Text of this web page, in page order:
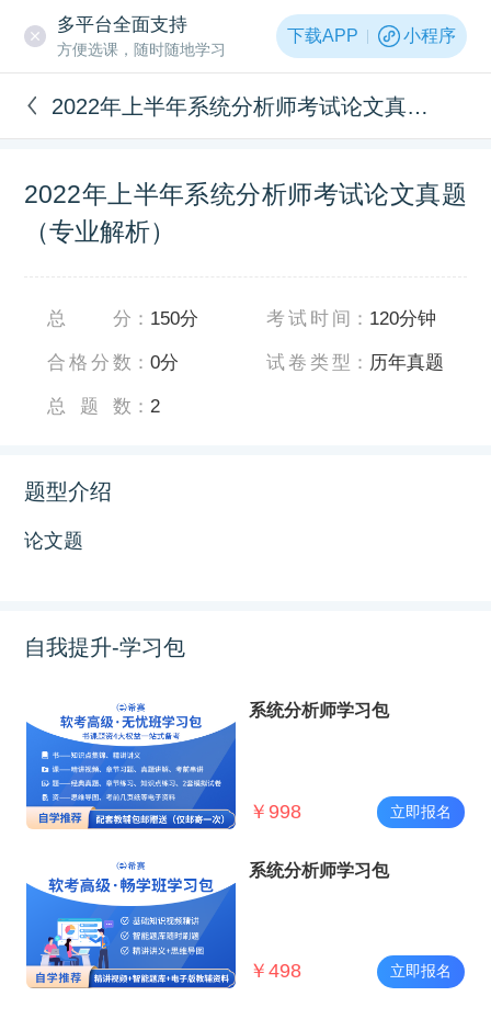
多平台全面支持
方便选课，随时随地学习
下载APP 小程序
2022年上半年系统分析师考试论文真题（专业解析）
2022年上半年系统分析师考试论文真题
（专业解析）
总分 ： 150分
合格分数 ：0分
总题数 ： 2
考试时间 ： 120分钟
试卷类型 ： 历年真题
题型介绍
论文题
自我提升-学习包
系统分析师学习包
￥ 998 立即报名
系统分析师学习包
￥ 498 立即报名